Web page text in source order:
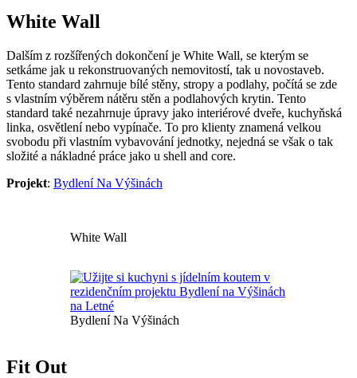
White Wall
Dalším z rozšířených dokončení je White Wall, se kterým se
setkáme jak u rekonstruovaných nemovitostí, tak u novostaveb.
Tento standard zahrnuje bílé stěny, stropy a podlahy, počítá se zde
s vlastním výběrem nátěru stěn a podlahových krytin. Tento
standard také nezahrnuje úpravy jako interiérové dveře, kuchyňská
linka, osvětlení nebo vypínače. To pro klienty znamená velkou
svobodu při vlastním vybavování jednotky, nejedná se však o tak
složité a nákladné práce jako u shell and core.
Projekt: Bydlení Na Výšinách
White Wall
Bydlení Na Výšinách
Fit Out